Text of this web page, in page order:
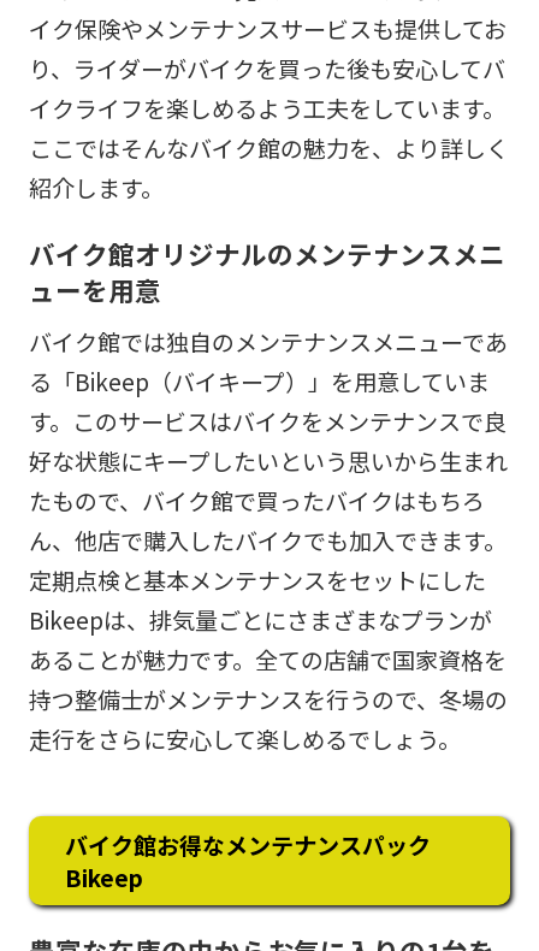
イク保険やメンテナンスサービスも提供してお
り、ライダーがバイクを買った後も安心してバ
イクライフを楽しめるよう工夫をしています。
ここではそんなバイク館の魅力を、より詳しく
紹介します。
バイク館オリジナルのメンテナンスメニ
ューを用意
バイク館では独自のメンテナンスメニューであ
る「Bikeep（バイキープ）」を用意していま
す。このサービスはバイクをメンテナンスで良
好な状態にキープしたいという思いから生まれ
たもので、バイク館で買ったバイクはもちろ
ん、他店で購入したバイクでも加入できます。
定期点検と基本メンテナンスをセットにした
Bikeepは、排気量ごとにさまざまなプランが
あることが魅力です。全ての店舗で国家資格を
持つ整備士がメンテナンスを行うので、冬場の
走行をさらに安心して楽しめるでしょう。
バイク館お得なメンテナンスパック
Bikeep